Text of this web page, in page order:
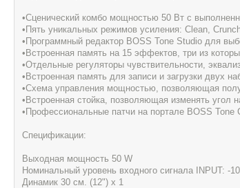
•Сценический комбо мощностью 50 Вт с
•Пять уникальных режимов усиления: Clean,
•Программный редактор BOSS Tone Studio для
•Встроенная память на 15 эффектов, три из
•Отдельные регуляторы чувствительности,
•Встроенная память для записи и загрузки двух
•Схема управления мощностью, позволяющая
•Встроенная стойка, позволяющая изменять угол
•Профессиональные патчи на портале BOSS Tone
Спецификации:
Выходная мощность 50 W
Номинальный уровень входного сигнала INPUT: -
Динамик 30 см. (12") x 1